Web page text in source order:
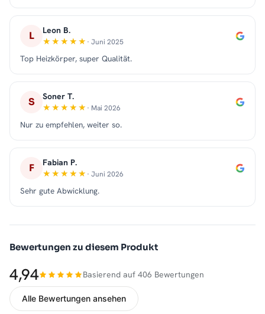
L Leon B.
· Juni 2025
Top Heizkörper, super Qualität.
S Soner T.
· Mai 2026
Nur zu empfehlen, weiter so.
F Fabian P.
· Juni 2026
Sehr gute Abwicklung.
Bewertungen zu diesem Produkt
4,94 Basierend auf 406 Bewertungen
Alle Bewertungen ansehen